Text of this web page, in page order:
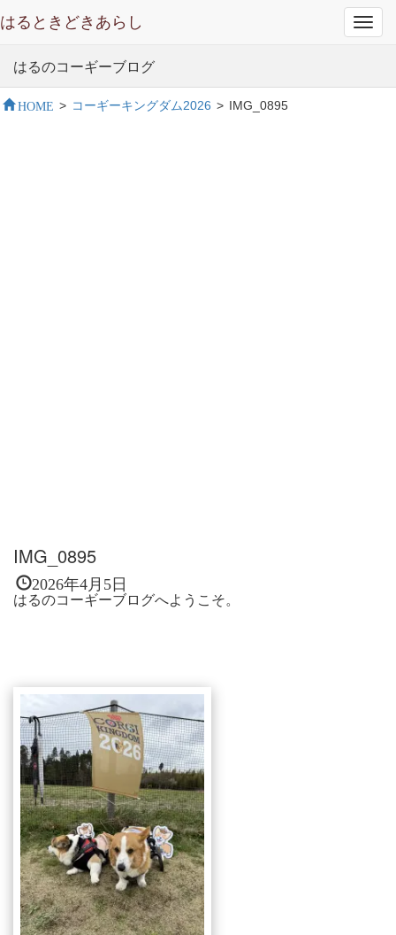
はるときどきあらし
はるのコーギーブログ
HOME > コーギーキングダム2026 > IMG_0895
IMG_0895
2026年4月5日
はるのコーギーブログへようこそ。